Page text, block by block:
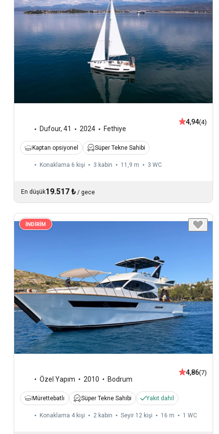
Dufour, 41 2024 Fethiye
4,94(4)
Kaptan opsiyonel Süper Tekne Sahibi
Konaklama 6 kişi 3 kabin 11,9 m 3 WC
En düşük19.517 ₺ / gece
İNDİRİM
Özel Yapım 2010 Bodrum
4,86(7)
Mürettebatlı Süper Tekne Sahibi Yakıt dahil
Konaklama 4 kişi 2 kabin Seyir 12 kişi 16 m 1 WC